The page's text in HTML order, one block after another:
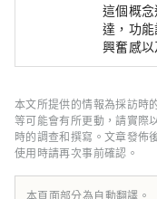
這個概
達，功
興奮感
的體驗
以適應
本文所提供的情報為採訪時
等可能會有所更動，請實際
時的調查和撰寫。文章發佈
使用時請再次事前確認。
本頁面部分為自動翻譯。